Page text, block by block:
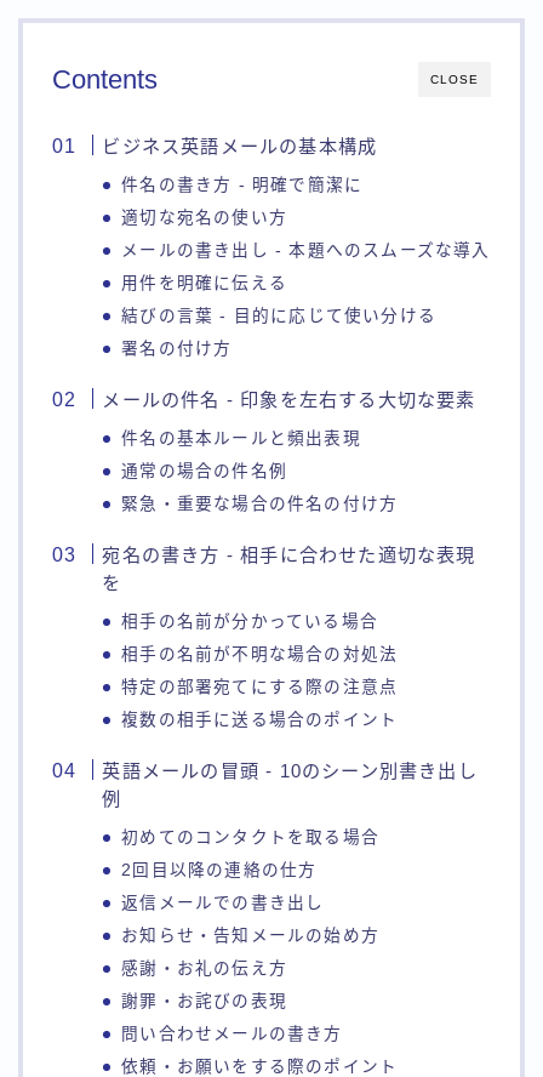
CLOSE
Contents
ビジネス英語メールの基本構成
件名の書き方 - 明確で簡潔に
適切な宛名の使い方
メールの書き出し - 本題へのスムーズな導入
用件を明確に伝える
結びの言葉 - 目的に応じて使い分ける
署名の付け方
メールの件名 - 印象を左右する大切な要素
件名の基本ルールと頻出表現
通常の場合の件名例
緊急・重要な場合の件名の付け方
宛名の書き方 - 相手に合わせた適切な表現
を
相手の名前が分かっている場合
相手の名前が不明な場合の対処法
特定の部署宛てにする際の注意点
複数の相手に送る場合のポイント
英語メールの冒頭 - 10のシーン別書き出し
例
初めてのコンタクトを取る場合
2回目以降の連絡の仕方
返信メールでの書き出し
お知らせ・告知メールの始め方
感謝・お礼の伝え方
謝罪・お詫びの表現
問い合わせメールの書き方
依頼・お願いをする際のポイント